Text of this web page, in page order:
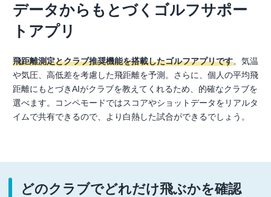
データからもとづくゴルフサポー
トアプリ
飛距離測定とクラブ推奨機能を搭載したゴルフアプリです。気温
や気圧、高低差を考慮した飛距離を予測。さらに、個人の平均飛
距離にもとづきAIがクラブを教えてくれるため、的確なクラブを
選べます。コンペモードではスコアやショットデータをリアルタ
イムで共有できるので、より白熱した試合ができるでしょう。
どのクラブでどれだけ飛ぶかを確認